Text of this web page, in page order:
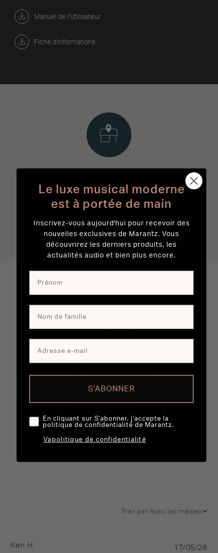
Manuel de l’Utilisateur
Fiche d'informations
Découvrez Marantz en
magasin.
TROUVER UN REVENDEUR
AMP 20Avis des
clients
5 5 out of 5 stars 1 total reviews
Basé sur 1 avis
5
1
4
0
3
0
2
Trier par:Avec les médias
Ken H. 17/05/26
Le luxe musical moderne
est à portée de main
Inscrivez-vous aujourd'hui pour recevoir des
nouvelles exclusives de Marantz. Vous
découvrirez les derniers produits, les
actualités audio et bien plus encore.
S'ABONNER
En cliquant sur S'abonner, j'accepte la
politique de confidentialité de Marantz.
Vapolitique de confidentialité